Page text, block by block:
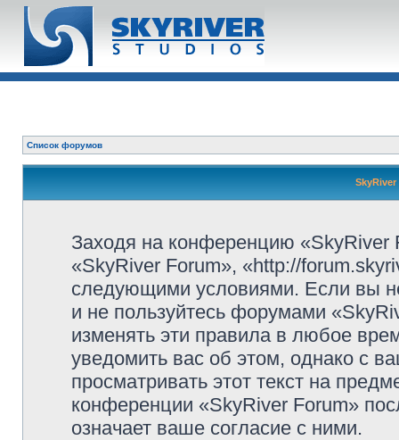
Список форумов
Заходя на конференцию
«SkyRiver Forum», «http://
следующими условиями. Если вы
и не пользуйтесь форумами
изменять эти правила в любое
уведомить вас об этом, однако с
просматривать этот текст на
конференции «SkyRiver Forum»
означает ваше согласие с ними.